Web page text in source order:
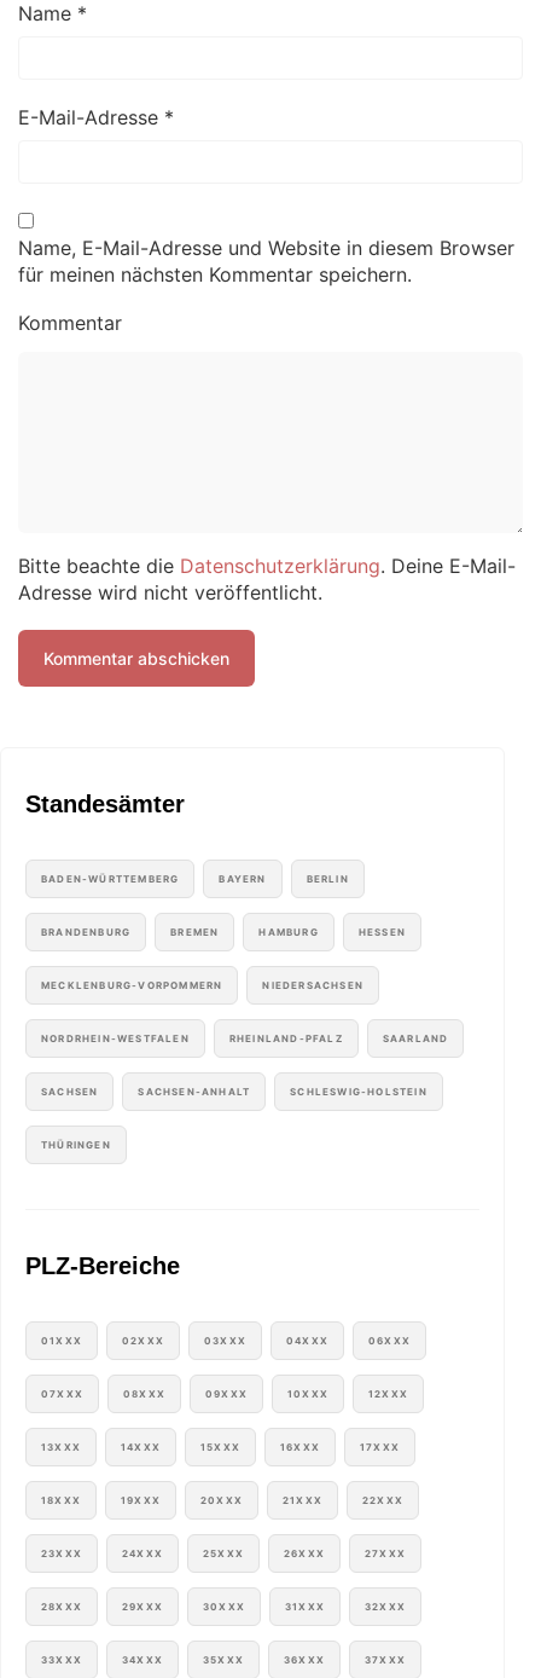
Name *
E-Mail-Adresse *
Name, E-Mail-Adresse und Website in diesem Browser
für meinen nächsten Kommentar speichern.
Kommentar
Bitte beachte die Datenschutzerklärung. Deine E-Mail-
Adresse wird nicht veröffentlicht.
Standesämter
BADEN-WÜRTTEMBERG BAYERN BERLIN
BRANDENBURG BREMEN HAMBURG HESSEN
MECKLENBURG-VORPOMMERN NIEDERSACHSEN
NORDRHEIN-WESTFALEN RHEINLAND-PFALZ SAARLAND
SACHSEN SACHSEN-ANHALT SCHLESWIG-HOLSTEIN
THÜRINGEN
PLZ-Bereiche
01XXX 02XXX 03XXX 04XXX 06XXX
07XXX 08XXX 09XXX 10XXX 12XXX
13XXX 14XXX 15XXX 16XXX 17XXX
18XXX 19XXX 20XXX 21XXX 22XXX
23XXX 24XXX 25XXX 26XXX 27XXX
28XXX 29XXX 30XXX 31XXX 32XXX
33XXX 34XXX 35XXX 36XXX 37XXX